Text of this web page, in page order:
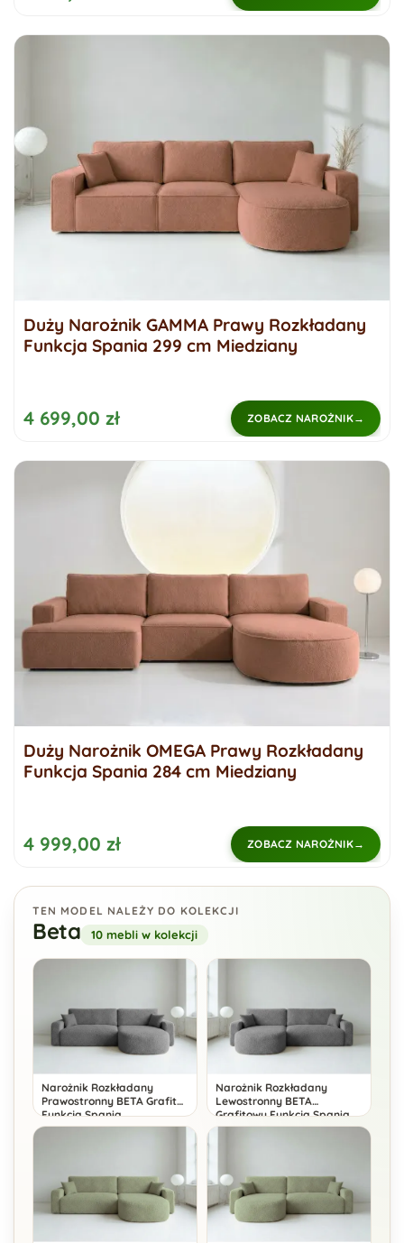
Duży Narożnik GAMMA Prawy Rozkładany
Funkcja Spania 299 cm Miedziany
4 699,00 zł ZOBACZ NAROŻNIK
Duży Narożnik OMEGA Prawy Rozkładany
Funkcja Spania 284 cm Miedziany
4 999,00 zł ZOBACZ NAROŻNIK
TEN MODEL NALEŻY DO KOLEKCJI
Beta 10 mebli w kolekcji
Narożnik Rozkładany
Prawostronny BETA Grafit
Funkcja Spania
Narożnik Rozkładany
Lewostronny BETA
Grafitowy Funkcja Spania